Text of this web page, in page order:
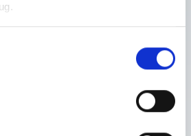
w
jest